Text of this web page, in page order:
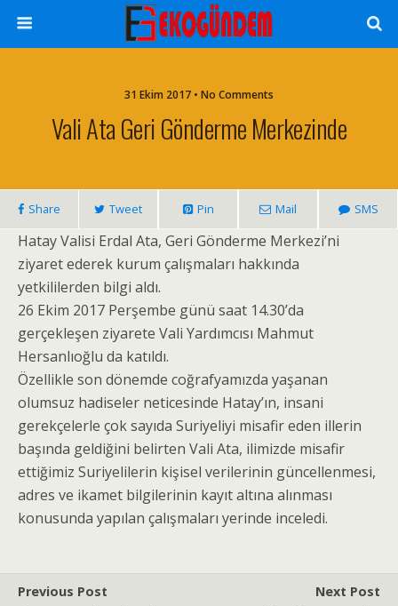
31 Ekim 2017 • No Comments
Vali Ata Geri Gönderme Merkezinde
Share Tweet Pin Mail SMS
Hatay Valisi Erdal Ata, Geri Gönderme Merkezi’ni
ziyaret ederek kurum çalışmaları hakkında
yetkililerden bilgi aldı.
26 Ekim 2017 Perşembe günü saat 14.30’da
gerçekleşen ziyarete Vali Yardımcısı Mahmut
Hersanlıoğlu da katıldı.
Özellikle son dönemde coğrafyamızda yaşanan
olumsuz hadiseler neticesinde Hatay’ın, insani
gerekçelerle çok sayıda Suriyeliyi misafir eden illerin
başında geldiğini belirten Vali Ata, ilimizde misafir
ettiğimiz Suriyelilerin kişisel verilerinin güncellenmesi,
adres ve ikamet bilgilerinin kayıt altına alınması
konusunda yapılan çalışmaları yerinde inceledi.
Previous Post
Next Post